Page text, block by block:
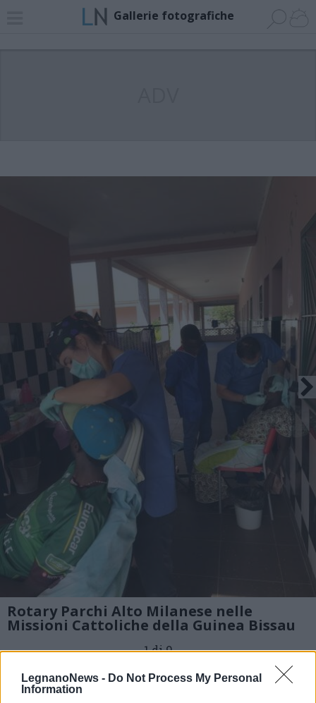
LegnanoNews - Do Not Process My Personal
Information
Gallerie fotografiche
Rotary Parchi Alto Milanese nelle
Missioni Cattoliche della Guinea Bissau
1 di 9